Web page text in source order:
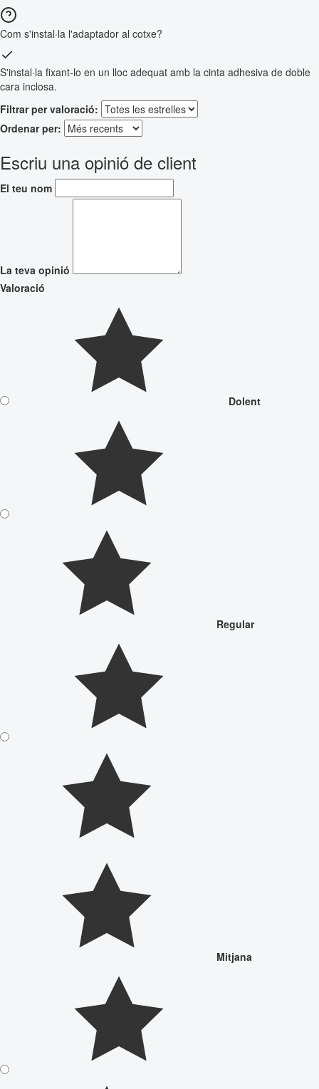
Com s'instal·la l'adaptador al cotxe?
S'instal·la fixant-lo en un lloc adequat amb la cinta adhesiva de doble
cara inclosa.
Filtrar per valoració:
Ordenar per:
Escriu una opinió de client
El teu nom
La teva opinió
Valoració
Dolent
Regular
Mitjana